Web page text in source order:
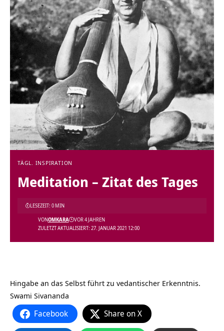
TÄGL. INSPIRATION
Meditation – Zitat des Tages
ZULETZT AKTUALISIERT: 27. JANUAR 2021 12:00
VONOMKARA VOR 4 JAHREN
LESEZEIT: 0 MIN
Hingabe an das Selbst führt zu vedantischer Erkenntnis.
Swami Sivananda
Facebook Share on X